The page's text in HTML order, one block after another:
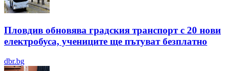
Пловдив обновява градския транспорт с 20 нови
електробуса, учениците ще пътуват безплатно
dbr.bg